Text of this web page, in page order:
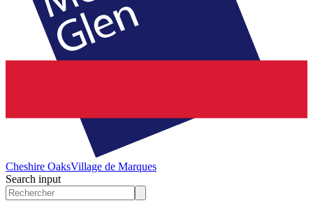
Cheshire OaksVillage de Marques
Search input